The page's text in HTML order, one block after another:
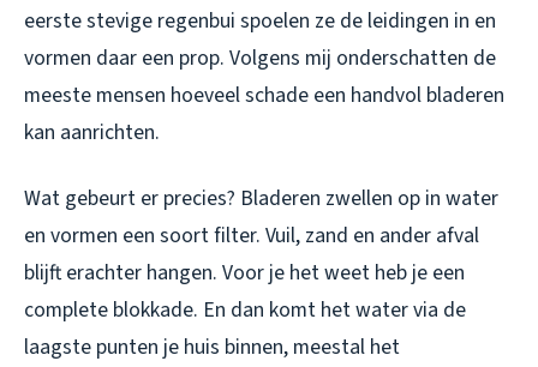
eerste stevige regenbui spoelen ze de leidingen in en
vormen daar een prop. Volgens mij onderschatten de
meeste mensen hoeveel schade een handvol bladeren
kan aanrichten.
Wat gebeurt er precies? Bladeren zwellen op in water
en vormen een soort filter. Vuil, zand en ander afval
blijft erachter hangen. Voor je het weet heb je een
complete blokkade. En dan komt het water via de
laagste punten je huis binnen, meestal het